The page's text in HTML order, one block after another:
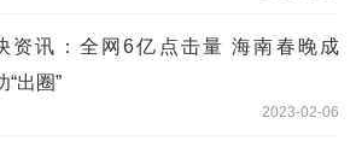
资讯：全网6亿点击量 海南春晚成
“出圈”
2023-02-06